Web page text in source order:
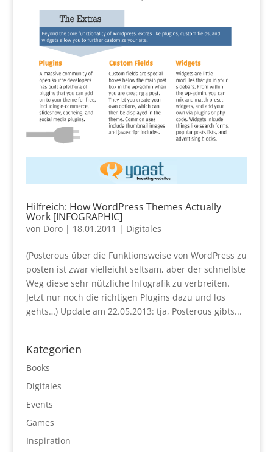
Hilfreich: How WordPress Themes Actually
Work [INFOGRAPHIC]
von Doro| 18.01.2011 | Digitales
(Posterous über die Funktionsweise von WordPress zu
posten ist zwar vielleicht seltsam, aber der schnellste
Weg diese sehr nützliche Infografik zu verbreiten.
Jetzt nur noch die richtigen Plugins dazu und los
gehts…) Update am 22.05.2013: tja, Posterous gibts...
Kategorien
Books
Digitales
Events
Games
Inspiration